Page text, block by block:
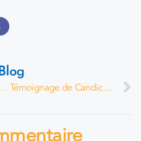
Témoignage de Carole Amores
Témoignage de Candice Gatti